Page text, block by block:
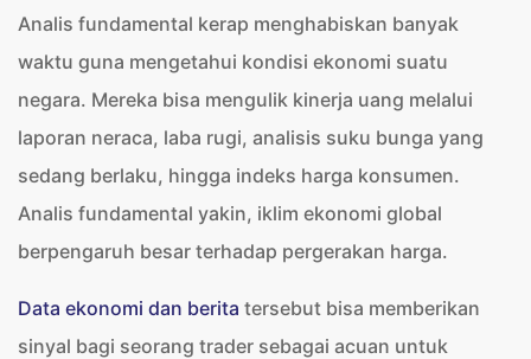
Analis fundamental kerap menghabiskan banyak
waktu guna mengetahui kondisi ekonomi suatu
negara. Mereka bisa mengulik kinerja uang melalui
laporan neraca, laba rugi, analisis suku bunga yang
sedang berlaku, hingga indeks harga konsumen.
Analis fundamental yakin, iklim ekonomi global
berpengaruh besar terhadap pergerakan harga.
Data ekonomi dan berita tersebut bisa memberikan
sinyal bagi seorang trader sebagai acuan untuk